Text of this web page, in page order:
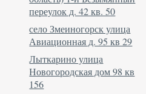
переулок д. 42 кв. 50
село Змеиногорск улица
Авиационная д. 95 кв 29
Лыткарино улица
Новогородская дом 98 кв
156